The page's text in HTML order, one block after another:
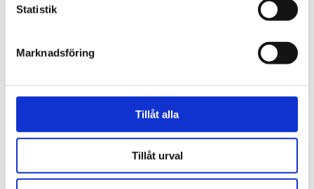
Statistik
Marknadsföring
Tillåt alla
Tillåt urval
dagen kan minska cancer­